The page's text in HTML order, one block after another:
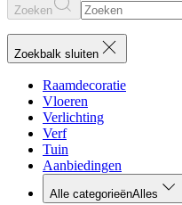
Zoeken
Zoekbalk sluiten
Raamdecoratie
Vloeren
Verlichting
Verf
Tuin
Aanbiedingen
Alle categorieënAlles